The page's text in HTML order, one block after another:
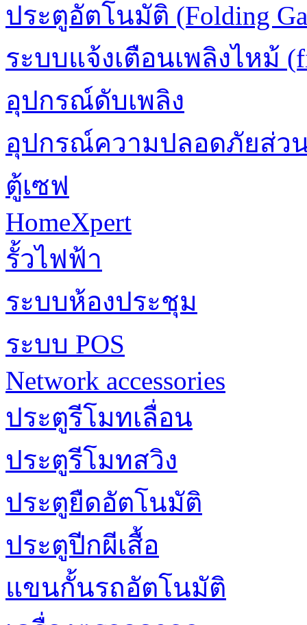
ประตูอัตโนมัติ (Folding
ระบบแจ้งเตือนเพลิงไหม้
อุปกรณ์ดับเพลิง
อุปกรณ์ความปลอดภัยส่ว
ตู้เซฟ
HomeXpert
รั้วไฟฟ้า
ระบบห้องประชุม
ระบบ POS
Network accessories
ประตูรีโมทเลื่อน
ประตูรีโมทสวิง
ประตูยืดอัตโนมัติ
ประตูปีกผีเสื้อ
แขนกั้นรถอัตโนมัติ